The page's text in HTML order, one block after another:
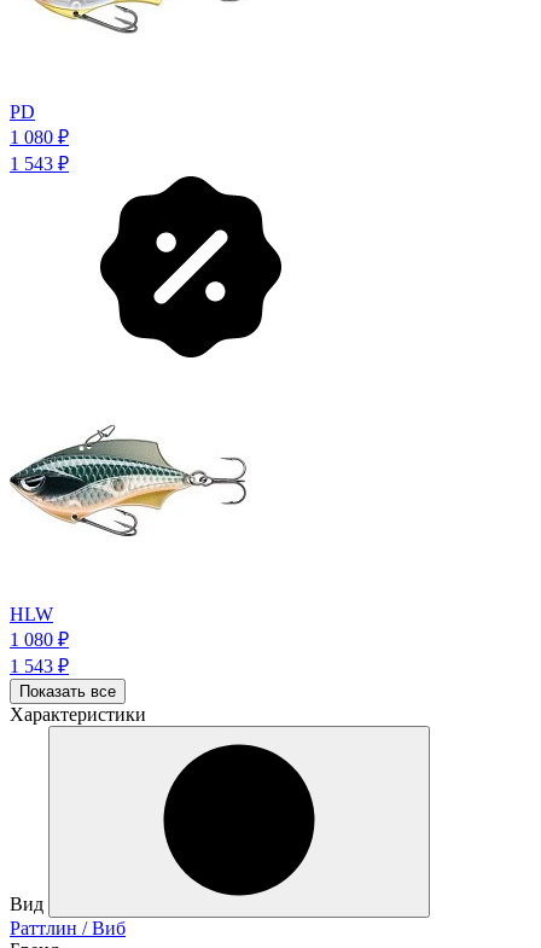
PD
1 080 ₽
1 543 ₽
HLW
1 080 ₽
1 543 ₽
Показать все
Характеристики
Вид
Раттлин / Виб